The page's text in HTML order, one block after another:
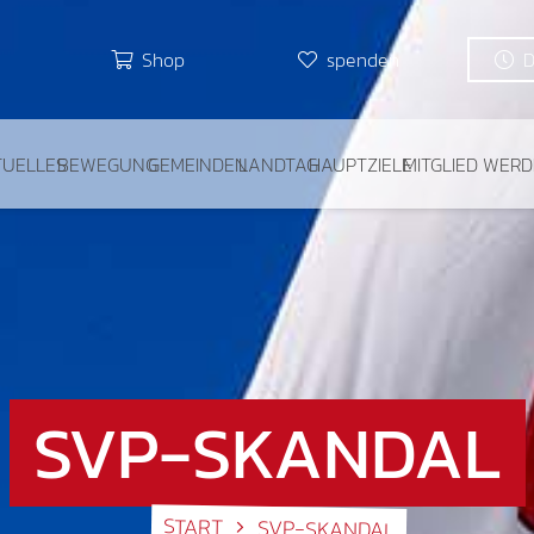
Shop spenden
BEWEGUNGGEMEINDENLANDTAGHAUPTZIELEMITGLIED
SVP-SKANDAL
START